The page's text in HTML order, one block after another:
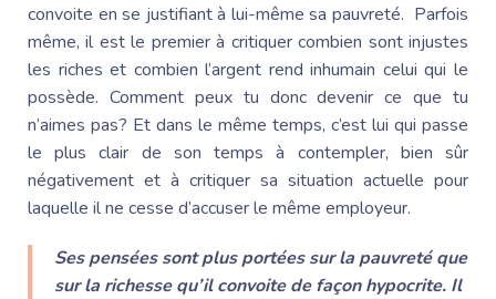
convoite en se justifiant à lui-même sa pauvreté. Parfois
même, il est le premier à critiquer combien sont injustes
les riches et combien l’argent rend inhumain celui qui le
possède. Comment peux tu donc devenir ce que tu
n’aimes pas? Et dans le même temps, c’est lui qui passe
le plus clair de son temps à contempler, bien sûr
négativement et à critiquer sa situation actuelle pour
laquelle il ne cesse d’accuser le même employeur.
Ses pensées sont plus portées sur la pauvreté que
sur la richesse qu’il convoite de façon hypocrite. Il